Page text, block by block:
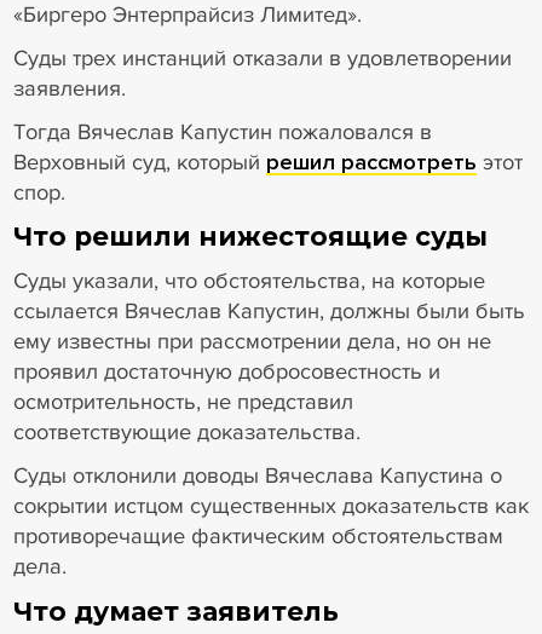
«Биргеро Энтерпрайсиз Лимитед».
Суды трех инстанций отказали в удовлетворении
заявления.
Тогда Вячеслав Капустин пожаловался в
Верховный суд, который решил рассмотреть этот
спор.
Что решили нижестоящие суды
Суды указали, что обстоятельства, на которые
ссылается Вячеслав Капустин, должны были быть
ему известны при рассмотрении дела, но он не
проявил достаточную добросовестность и
осмотрительность, не представил
соответствующие доказательства.
Суды отклонили доводы Вячеслава Капустина о
сокрытии истцом существенных доказательств как
противоречащие фактическим обстоятельствам
дела.
Что думает заявитель